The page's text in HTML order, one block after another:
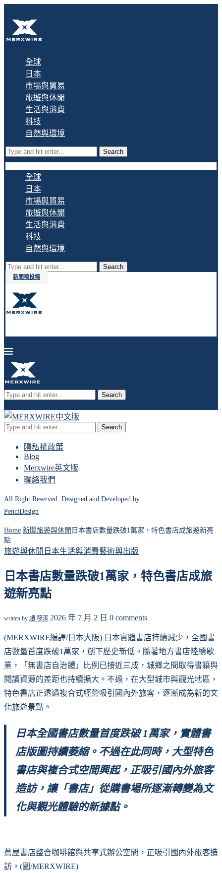
全球
日本
市場與貿易
旅遊與休閒
生活與消費
科技
自然與環境
Search
全球
日本
市場與貿易
旅遊與休閒
生活與消費
科技
自然與環境
Search
新聞稿投稿
Search
Search
隱私權政策
Blog
Merxwire英文版
聯絡我們
All Right Reserved. Designed and Developed by
PenciDesign
Home 新聞旅遊與休閒 日本書店數量跌破1萬家，特色書店成旅遊新亮
點
旅遊與休閒 日本生活與消費藝術與出版
日本書店數量跌破1萬家，特色書店成旅
遊新亮點
written by 趙 筱潔 2026 年 7 月 2 日 0 comments
(MERXWIRE編譯/日本大阪) 日本實體書店持續減少，全國書
店數量首度跌破1萬家，創下歷史新低。隨著地方書店陸續歇
業，「無書店自治體」比例已接近三成，城鄉之間取得書籍與
閱讀資源的差距也持續擴大。不過，在大型城市與觀光地區，
特色書店正透過複合式經營吸引國內外旅客，逐漸成為新的文
化旅遊景點。
日本全國書店數量首度跌破 1萬家，實體書
店版圖持續萎縮。不過在此同時，大型特色
書店與複合式空間興起，正吸引國內外旅客
造訪，讓「書店」從購書場所逐漸轉變為文
化與觀光體驗的新據點。
蔦屋書店整合咖啡館與共享式辦公空間，正吸引國內外旅客造
訪。(圖/MERXWIRE)